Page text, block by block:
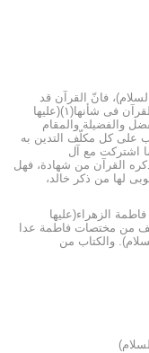
فانّ القرآن قد
تكفّل ذكر بعض فضائلها، اذ أمكن تتبع ما نزل من القرآن فى شأنها(١)(عليها
والفضيلة والمقام
على كل مكلّف التدين به
اشتركت مع آل
القرآن من شهادة، فهل
لها من ذكر خالد،
الزهراء(عليها
من مختصات فاطمة عدا
والكتاب من